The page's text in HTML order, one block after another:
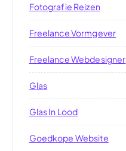
Fotografie Reizen
Freelance Vormgever
Freelance Webdesigner
Glas
Glas In Lood
Goedkope Website